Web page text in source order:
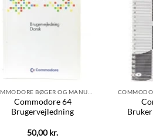
Commodore 64
Brugervejledning
50,00kr.